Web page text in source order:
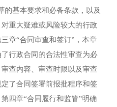
的基本要求和必备条款 ， 以及
对重大疑难或风险较大的行政
三章“合同审查和签订” ， 本章
了行政合同的合法性审查为必
查内容、审查时限以及审查
定了合同签署前报批程序和签
第四章“合同履行和监管”明确